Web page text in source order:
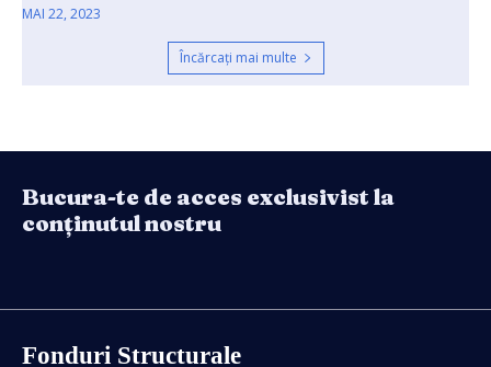
MAI 22, 2023
Încărcați mai multe
Bucura-te de acces exclusivist la
conținutul nostru
Fonduri Structurale